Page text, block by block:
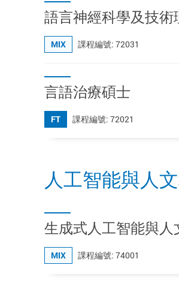
語言神經科學及技
MIX 課程編號: 72031
言語治療碩士
FT 課程編號: 72021
人工智能與人
生成式人工智能與
MIX 課程編號: 74001